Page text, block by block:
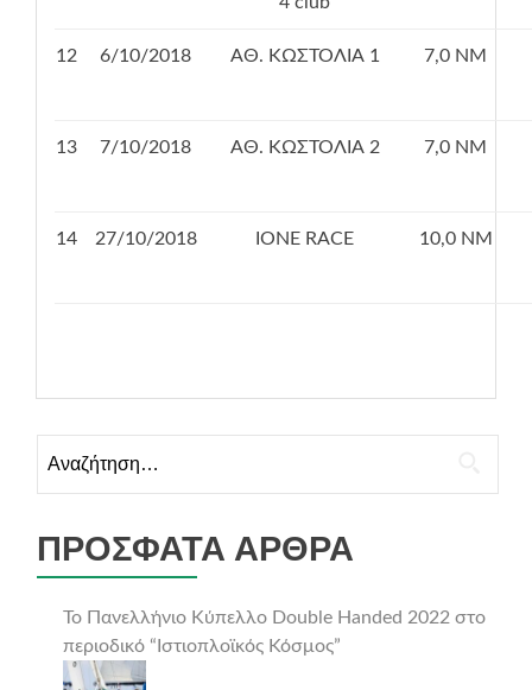
12 6/10/2018 ΑΘ. ΚΩΣΤΟΛΙΑ 1 7,0 ΝΜ
13 7/10/2018 ΑΘ. ΚΩΣΤΟΛΙΑ 2 7,0 ΝΜ
14 27/10/2018 ΙΟΝΕ RACE 10,0 ΝΜ
για:
ΠΡΌΣΦΑΤΑ ΆΡΘΡΑ
Το Πανελλήνιο Κύπελλο Double Handed 2022 στο
περιοδικό “Ιστιοπλοϊκός Κόσμος”